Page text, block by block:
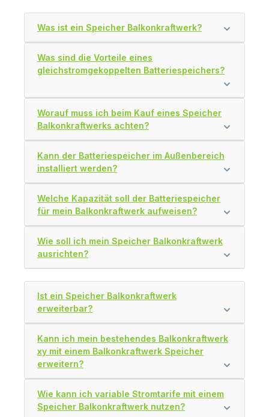
Was ist ein Speicher Balkonkraftwerk?
Was sind die Vorteile eines
gleichstromgekoppelten Batteriespeichers?
Worauf muss ich beim Kauf eines Speicher
Balkonkraftwerks achten?
Kann der Batteriespeicher im Außenbereich
installiert werden?
Welche Kapazität soll der Batteriespeicher
für mein Balkonkraftwerk aufweisen?
Wie soll ich mein Speicher Balkonkraftwerk
ausrichten?
Ist ein Speicher Balkonkraftwerk
erweiterbar?
Kann ich mein bestehendes Balkonkraftwerk
xy mit einem Balkonkraftwerk Speicher
erweitern?
Wie kann ich variable Stromtarife mit einem
Speicher Balkonkraftwerk nutzen?